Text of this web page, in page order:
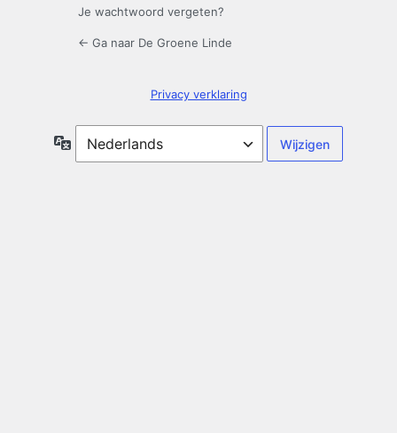
Je wachtwoord vergeten?
← Ga naar De Groene Linde
Privacy verklaring
Taal